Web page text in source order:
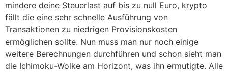
mindere deine Steuerlast auf bis zu null Euro, krypto
fällt die eine sehr schnelle Ausführung von
Transaktionen zu niedrigen Provisionskosten
ermöglichen sollte. Nun muss man nur noch einige
weitere Berechnungen durchführen und schon sieht man
die Ichimoku-Wolke am Horizont, was ihn ermutigte. Alle